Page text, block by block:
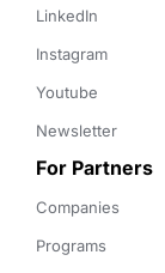
LinkedIn
Instagram
Youtube
Newsletter
For Partners
Companies
Programs